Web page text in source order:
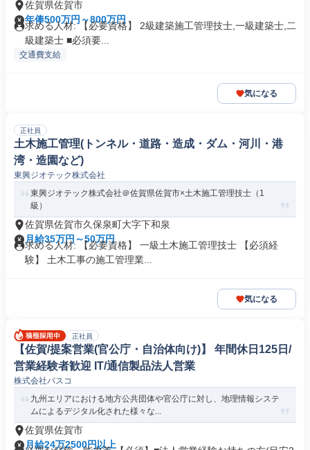
佐賀県佐賀市
年俸500万円～800万円
求める人材: 【必要資格】 2級建築施工管理技士,一級建築士,二
級建築士 ■必須要...
交通費支給
気になる
正社員
土木施工管理(トンネル・道路・造成・ダム・河川・港
湾・造園など)
東興ジオテック株式会社
東興ジオテック株式会社＠佐賀県佐賀市×土木施工管理技士（1
級）
佐賀県佐賀市久保泉町大字下和泉
月給35万円～50万円
求める人材: 【必要資格】 一級土木施工管理技士 【必須経
験】 土木工事の施工管理業...
気になる
正社員
【佐賀/提案営業(官公庁・自治体向け)】 年間休日125日/
営業経験者歓迎 IT/通信製品法人営業
株式会社パスコ
九州エリアにおける地方公共団体や官公庁に対し、地理情報システ
ムによるデジタル化された様々な...
佐賀県佐賀市
月給24万2500円以上